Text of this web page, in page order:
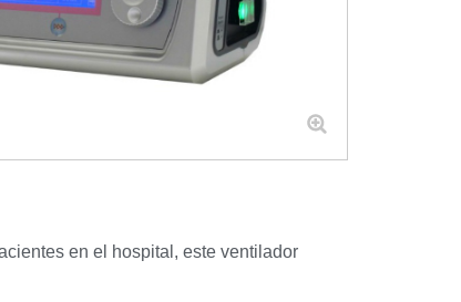
en el hospital, este ventilador